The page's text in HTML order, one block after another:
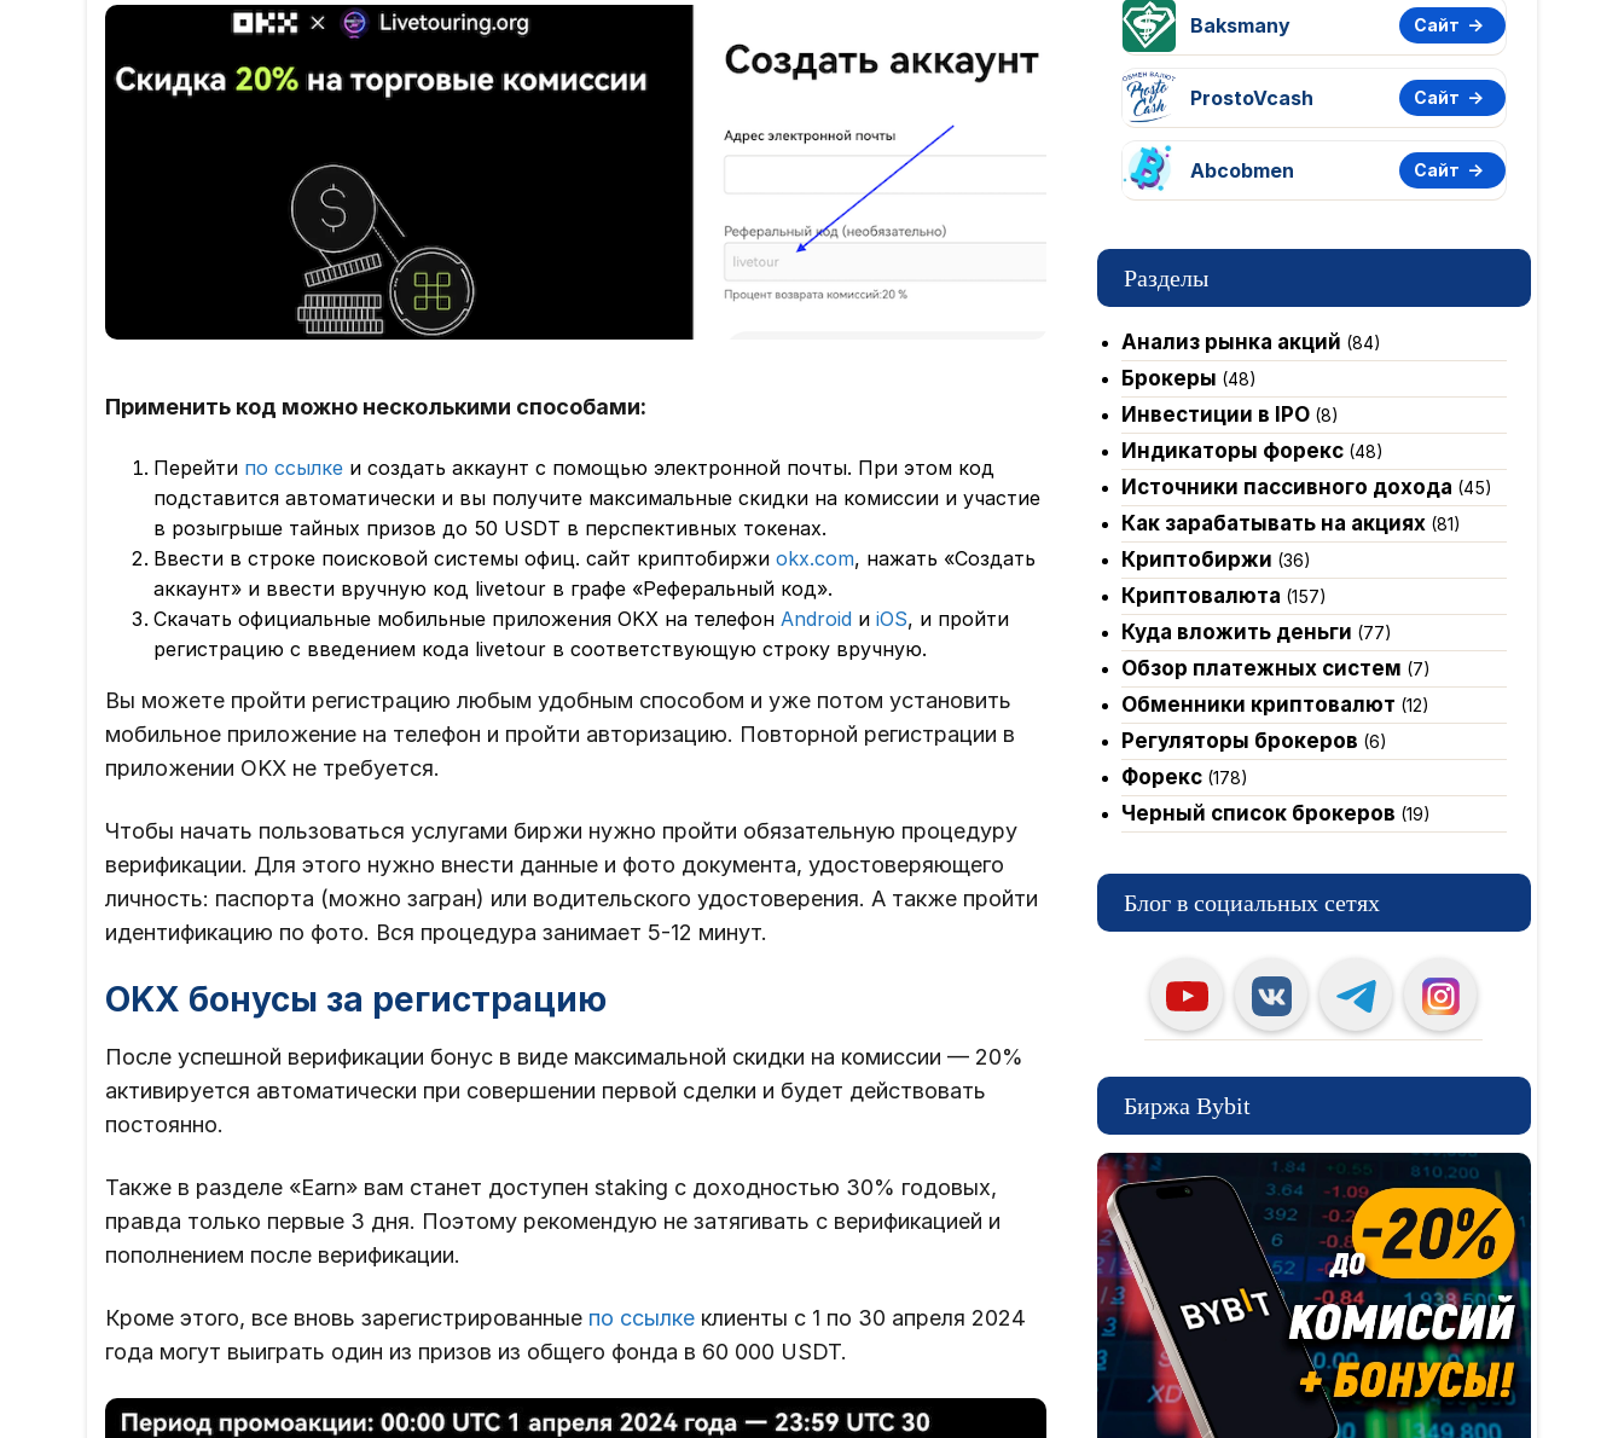
Применить код можно несколькими способами:
Перейти по ссылке и создать аккаунт c помощью электронной почты. При этом код
подставится автоматически и вы получите максимальные скидки на комиссии и участие
в розыгрыше тайных призов до 50 USDT в перспективных токенах.
Ввести в строке поисковой системы офиц. сайт криптобиржи okx.com, нажать «Cоздать
аккаунт» и ввести вручную код livetour в графе «Реферальный код».
Скачать официальные мобильные приложения OKX на телефон Android и iOS, и пройти
регистрацию с введением кода livetour в соответствующую строку вручную.
Вы можете пройти регистрацию любым удобным способом и уже потом установить
мобильное приложение на телефон и пройти авторизацию. Повторной регистрации в
приложении OKX не требуется.
Чтобы начать пользоваться услугами биржи нужно пройти обязательную процедуру
верификации. Для этого нужно внести данные и фото документа, удостоверяющего
личность: паспорта (можно загран) или водительского удостоверения. А также пройти
идентификацию по фото. Вся процедура занимает 5-12 минут.
OKX бонусы за регистрацию
После успешной верификации бонус в виде максимальной скидки на комиссии — 20%
активируется автоматически при совершении первой сделки и будет действовать
постоянно.
Также в разделе «Earn» вам станет доступен staking с доходностью 30% годовых,
правда только первые 3 дня. Поэтому рекомендую не затягивать с верификацией и
пополнением после верификации.
Кроме этого, все вновь зарегистрированные по ссылке клиенты с 1 по 30 апреля 2024
года могут выиграть один из призов из общего фонда в 60 000 USDT.
Baksmany Сайт
ProstoVcash Сайт
Abcobmen Сайт
Разделы
Анализ рынка акций (84)
Брокеры (48)
Инвестиции в IPO(8)
Индикаторы форекс(48)
Источники пассивного дохода (45)
Как зарабатывать на акциях(81)
Криптобиржи (36)
Криптовалюта (157)
Куда вложить деньги (77)
Обзор платежных систем (7)
Обменники криптовалют (12)
Регуляторы брокеров (6)
Форекс(178)
Черный список брокеров (19)
Блог в социальных сетях
Биржа Bybit